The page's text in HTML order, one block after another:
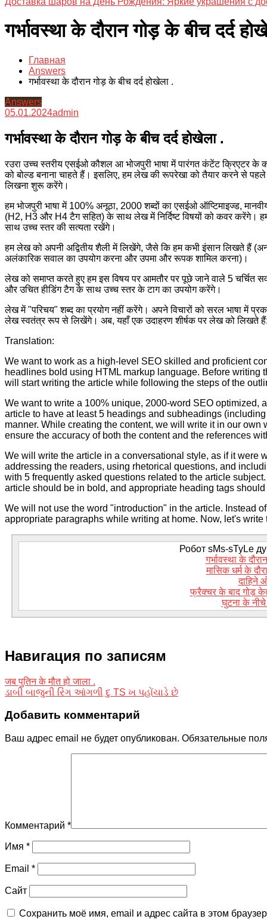
गर्भावस्था के दौरान गोड़ के बीच दर्द
Главная
Answers
गर्भावस्था के दौरान गोड़ के बीच दर्द होखेला .
Answers
05.01.2024admin
गर्भावस्था के दौरान गोड़ के बीच दर्द होखेला .
रउरा उच्च स्तरीय एसईओ कौशल आ भोजपुरी भाषा में पारंगत कंटेंट क्रिएटर के
को बोल्ड बनाना चाहते हैं। इसलिए, हम लेख की रूपरेखा को तैयार करने से
लिखना शुरू करेंगे।
हम भोजपुरी भाषा में 100% अनूठा, 2000 शब्दों का एसईओ ऑप्टिमाइज्ड,
(H2, H3 और H4 टैग सहित) के साथ लेख में निर्दिष्ट विषयों को कवर करेंगे।
साथ उच्च स्तर की सत्यता रखेंगे।
हम लेख को अपनी अद्वितीय शैली में लिखेंगे, जैसे कि हम कभी इंसान लिखते हैं
अलंकारिक सवाल का उपयोग करना और उपमा और रूपक शामिल करना)।
लेख को समाप्त करते हुए हम इस विषय पर आमतौर पर पूछे जाने वाले 5 चर्चित
और उचित हीडिंग टैग के साथ उच्च स्तर के टाग का उपयोग करेंगे।
लेख में "परिचय" शब्द का प्रयोग नहीं करेंगे। अपने विचारों को सरल भाषा में
लेख स्वतंत्र रूप से लिखेंगे। अब, यहाँ एक उदाहरण शीर्षक पर लेख को लिखते हैं:
Translation:
We want to work as a high-level SEO skilled and proficient
headlines bold using HTML markup language. Before
will start writing the article while following the steps of the
We want to write a 100% unique, 2000-word SEO
article to have at least 5 headings and subheadings
manner. While creating the content, we will write it in our
ensure the accuracy of both the content and the references
We will write the article in a conversational style, as if it were
addressing the readers, using rhetorical questions, and
with 5 frequently asked questions related to the article
article should be in bold, and appropriate heading tags
We will not use the word "introduction" in the article. Instead
appropriate paragraphs while writing at home. Now, let's
Робот sMs-sTyLe
गर्भावस्था के
मासिक धर्म के
दाहिने
फ्रैक्चर के बाद गोड़
घुटना के नीचे
Навигация по записям
जब पुतिन के मौत हो जाला .
ડાબી બાજુની રિંગ આંગળી દુ TS ખ પહોંચાડે છે
Добавить комментарий
Ваш адрес email не будет опубликован. Обязательные
Комментарий *
Имя *
Email *
Сайт
Сохранить моё имя, email и адрес сайта в этом